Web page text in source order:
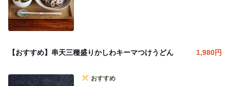
【おすすめ】串天三種盛りかしわキーマつけうどん 1,980円
おすすめ